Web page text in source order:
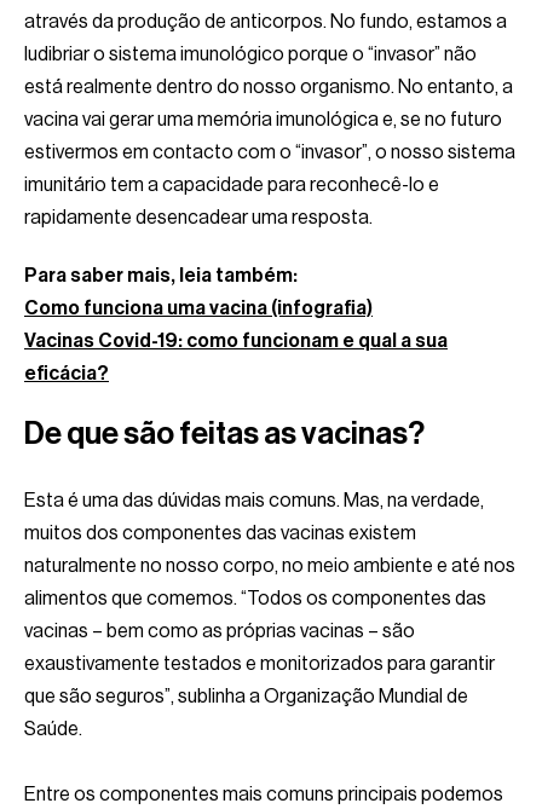
através da produção de anticorpos. No fundo, estamos a
ludibriar o sistema imunológico porque o “invasor” não
está realmente dentro do nosso organismo. No entanto, a
vacina vai gerar uma memória imunológica e, se no futuro
estivermos em contacto com o “invasor”, o nosso sistema
imunitário tem a capacidade para reconhecê-lo e
rapidamente desencadear uma resposta.
Para saber mais, leia também:
Como funciona uma vacina (infografia)
Vacinas Covid-19: como funcionam e qual a sua
eficácia?
De que são feitas as vacinas?
Esta é uma das dúvidas mais comuns. Mas, na verdade,
muitos dos componentes das vacinas existem
naturalmente no nosso corpo, no meio ambiente e até nos
alimentos que comemos. “Todos os componentes das
vacinas – bem como as próprias vacinas – são
exaustivamente testados e monitorizados para garantir
que são seguros”, sublinha a Organização Mundial de
Saúde.
Entre os componentes mais comuns principais podemos